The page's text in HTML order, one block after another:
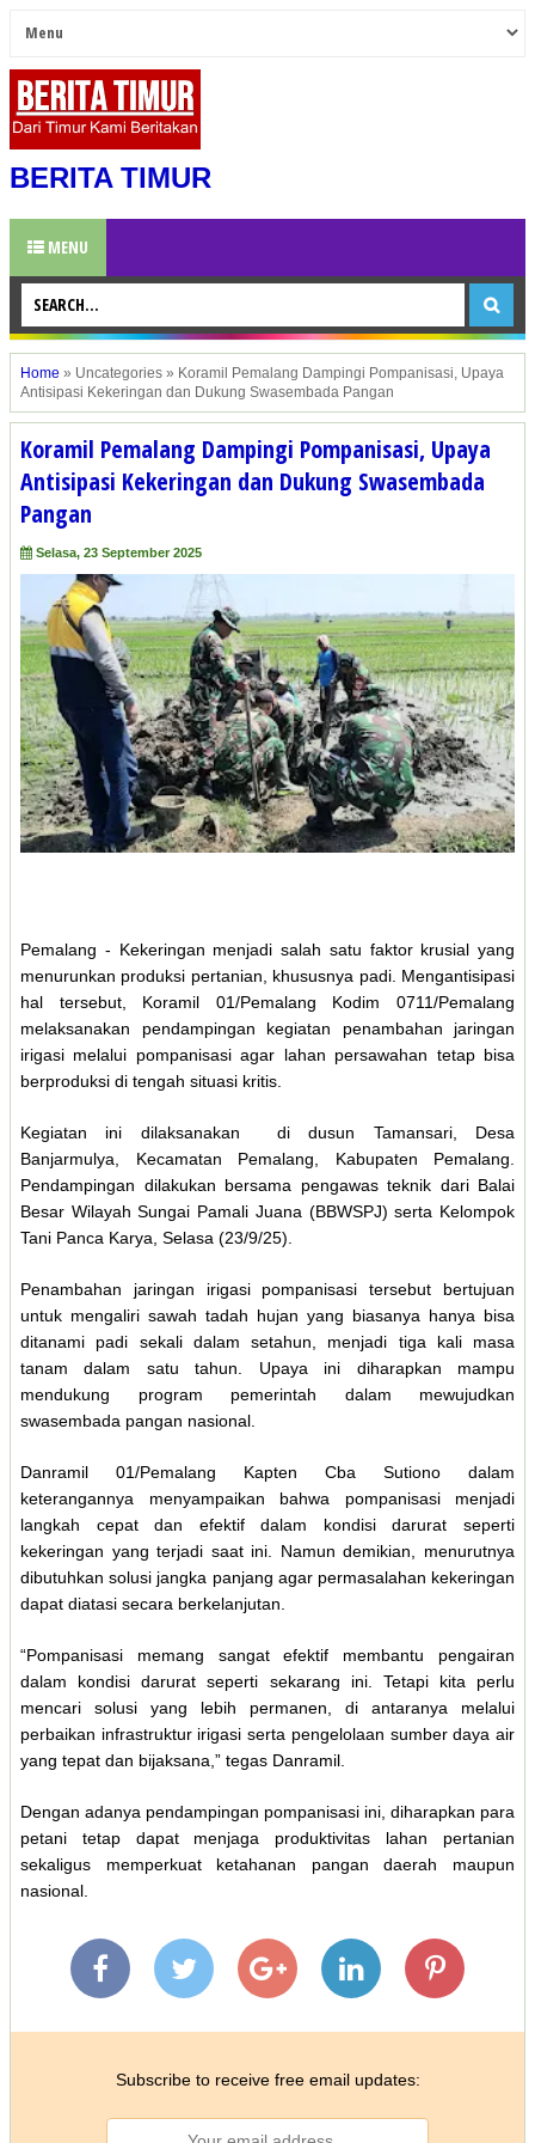
BERITA TIMUR
MENU
Home » Uncategories » Koramil Pemalang Dampingi Pompanisasi, Upaya
Antisipasi Kekeringan dan Dukung Swasembada Pangan
Koramil Pemalang Dampingi Pompanisasi, Upaya
Antisipasi Kekeringan dan Dukung Swasembada
Pangan
Selasa, 23 September 2025
Pemalang - Kekeringan menjadi salah satu faktor krusial yang
menurunkan produksi pertanian, khususnya padi. Mengantisipasi
hal tersebut, Koramil 01/Pemalang Kodim 0711/Pemalang
melaksanakan pendampingan kegiatan penambahan jaringan
irigasi melalui pompanisasi agar lahan persawahan tetap bisa
berproduksi di tengah situasi kritis.
Kegiatan ini dilaksanakan di dusun Tamansari, Desa
Banjarmulya, Kecamatan Pemalang, Kabupaten Pemalang.
Pendampingan dilakukan bersama pengawas teknik dari Balai
Besar Wilayah Sungai Pamali Juana (BBWSPJ) serta Kelompok
Tani Panca Karya, Selasa (23/9/25).
Penambahan jaringan irigasi pompanisasi tersebut bertujuan
untuk mengaliri sawah tadah hujan yang biasanya hanya bisa
ditanami padi sekali dalam setahun, menjadi tiga kali masa
tanam dalam satu tahun. Upaya ini diharapkan mampu
mendukung program pemerintah dalam mewujudkan
swasembada pangan nasional.
Danramil 01/Pemalang Kapten Cba Sutiono dalam
keterangannya menyampaikan bahwa pompanisasi menjadi
langkah cepat dan efektif dalam kondisi darurat seperti
kekeringan yang terjadi saat ini. Namun demikian, menurutnya
dibutuhkan solusi jangka panjang agar permasalahan kekeringan
dapat diatasi secara berkelanjutan.
“Pompanisasi memang sangat efektif membantu pengairan
dalam kondisi darurat seperti sekarang ini. Tetapi kita perlu
mencari solusi yang lebih permanen, di antaranya melalui
perbaikan infrastruktur irigasi serta pengelolaan sumber daya air
yang tepat dan bijaksana,” tegas Danramil.
Dengan adanya pendampingan pompanisasi ini, diharapkan para
petani tetap dapat menjaga produktivitas lahan pertanian
sekaligus memperkuat ketahanan pangan daerah maupun
nasional.
Subscribe to receive free email updates: